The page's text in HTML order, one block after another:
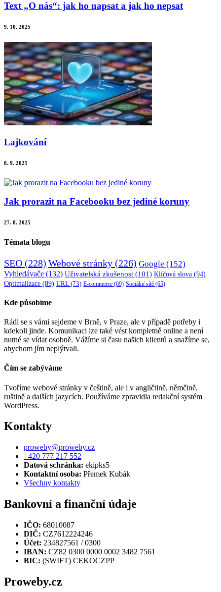
Text „O nás“: jak ho napsat a jak ho nepsat
9. 10. 2025
Lajkování
8. 9. 2025
Jak prorazit na Facebooku bez jediné koruny
27. 8. 2025
Témata blogu
SEO (228) Webové stránky (226) Google (152)
Vyhledávače (132) Uživatelská zkušenost (101) Klíčová slova (94)
Optimalizace (89) URL (73) E-commerce (69) Sociální sítě (65)
Kde působíme
Rádi se s vámi sejdeme v Brně, v Praze, ale v případě potřeby i
kdekoli jinde. Komunikaci lze také vést kompletně online a není
nutné se vídat osobně. Vážíme si času našich klientů a snažíme se,
abychom jím neplýtvali.
Čím se zabýváme
Tvoříme webové stránky v češtině, ale i v angličtině, němčině,
ruštině a dalších jazycích. Používáme zpravidla redakční systém
WordPress.
Kontakty
proweby@proweby.cz
+420 777 217 552
Datová schránka: ekipks5
Kontaktní osoba: Přemek Kubák
Všechny kontakty
Bankovní a finanční údaje
IČO: 68010087
DIČ: CZ7612224246
Účet: 234827561 / 0300
IBAN: CZ82 0300 0000 0002 3482 7561
BIC: (SWIFT) CEKOCZPP
Proweby.cz